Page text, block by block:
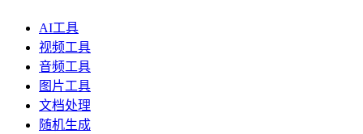
AI工具
视频工具
音频工具
图片工具
文档处理
随机生成